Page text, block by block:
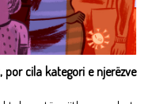
cila kategori e njerëzve